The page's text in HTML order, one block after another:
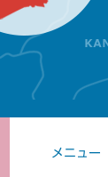
メニュー